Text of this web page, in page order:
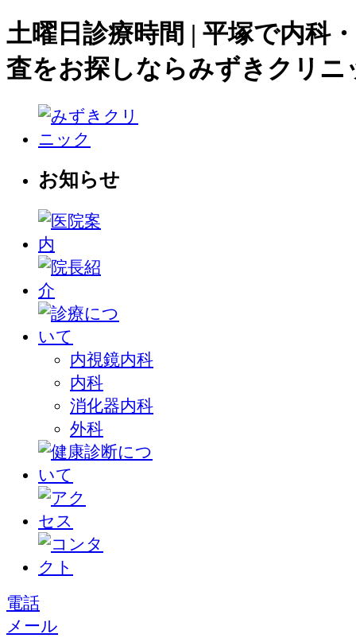
土曜日診療時間 | 平塚で内科
査をお探しならみずきクリニ
お知らせ
内視鏡内科
内科
消化器内科
外科
電話
メール